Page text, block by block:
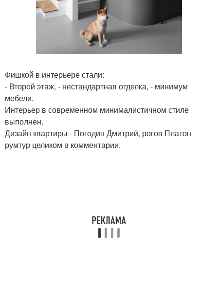
Фишкой в интерьере стали:
- Второй этаж, - нестандартная отделка, - минимум
мебели.
Интерьер в современном минималистичном стиле
выполнен.
Дизайн квартиры - Погодин Дмитрий, рогов Платон
румтур целиком в комментарии.